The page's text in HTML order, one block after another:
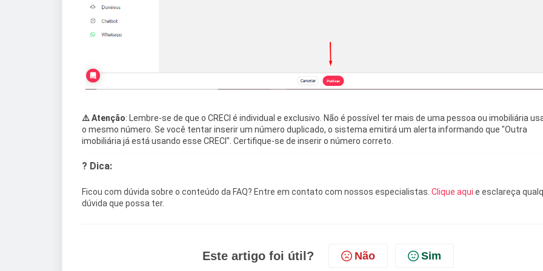
⚠️ Atenção: Lembre-se de que o CRECI é individual e exclusivo. Não é possível ter mais de uma pessoa ou imobiliária
o mesmo número. Se você tentar inserir um número duplicado, o sistema emitirá um alerta informando que "Outra
imobiliária já está usando esse CRECI". Certifique-se de inserir o número correto.
? Dica:
Ficou com dúvida sobre o conteúdo da FAQ? Entre em contato com nossos especialistas. Clique aqui e esclareça
dúvida que possa ter.
Este artigo foi útil? Não Sim